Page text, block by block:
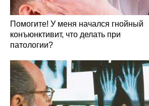
Помогите! У меня начался гнойный
конъюнктивит, что делать при
патологии?